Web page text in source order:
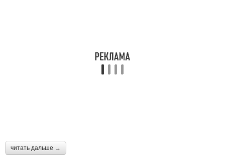
читать дальше →